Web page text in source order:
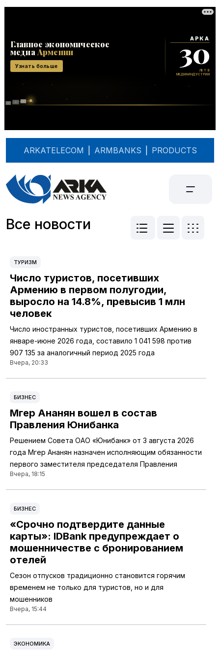
ARKATELECOM ARMBANKS PRODUCTS
Все новости
ТУРИЗМ
Число туристов, посетивших
Армению в первом полугодии,
выросло на 14.8%, превысив 1 млн
человек
Число иностранных туристов, посетивших Армению в
январе-июне 2026 года, составило 1 041 598 против
907 135 за аналогичный период 2025 года
Вчера, 20:33
БИЗНЕС
Мгер Ананян вошел в состав
Правления Юнибанка
Решением Совета ОАО «Юнибанк» от 3 августа 2026
года Мгер Ананян назначен исполняющим обязанности
первого заместителя председателя Правления
Вчера, 18:15
БИЗНЕС
«Срочно подтвердите данные
карты»: IDBank предупреждает о
мошенничестве с бронированием
отелей
Сезон отпусков традиционно становится горячим
временем не только для туристов, но и для
мошенников
Вчера, 15:44
ЭКОНОМИКА